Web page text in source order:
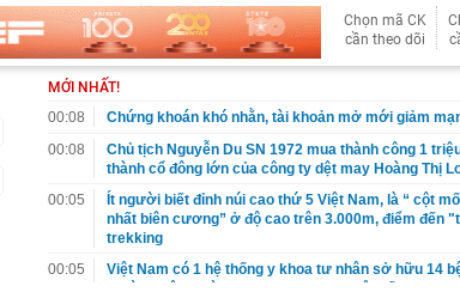
Chọn mã CK
cần theo dõi
MỚI NHẤT!
00:08
Chứng khoán khó nhằn, tài khoản mở mới giảm
00:08
Chủ tịch Nguyễn Du SN 1972 mua thành công 1
thành cổ đông lớn của công ty dệt may Hoàng Thị
00:05
Ít người biết đỉnh núi cao thứ 5 Việt Nam, là “ cột
nhất biên cương” ở độ cao trên 3.000m, điểm đến
trekking
00:05
Việt Nam có 1 hệ thống y khoa tư nhân sở hữu 14